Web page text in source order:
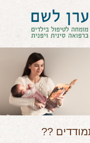
בית
הטיפול
ודיקור יפני לילדים
מפסיק להיות חולה
קוצר, סטרידור ועוד
??